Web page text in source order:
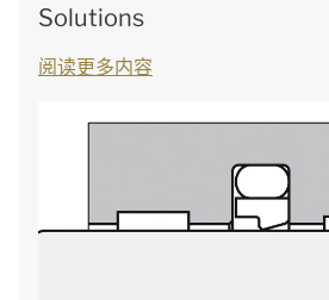
Solutions
阅读更多内容